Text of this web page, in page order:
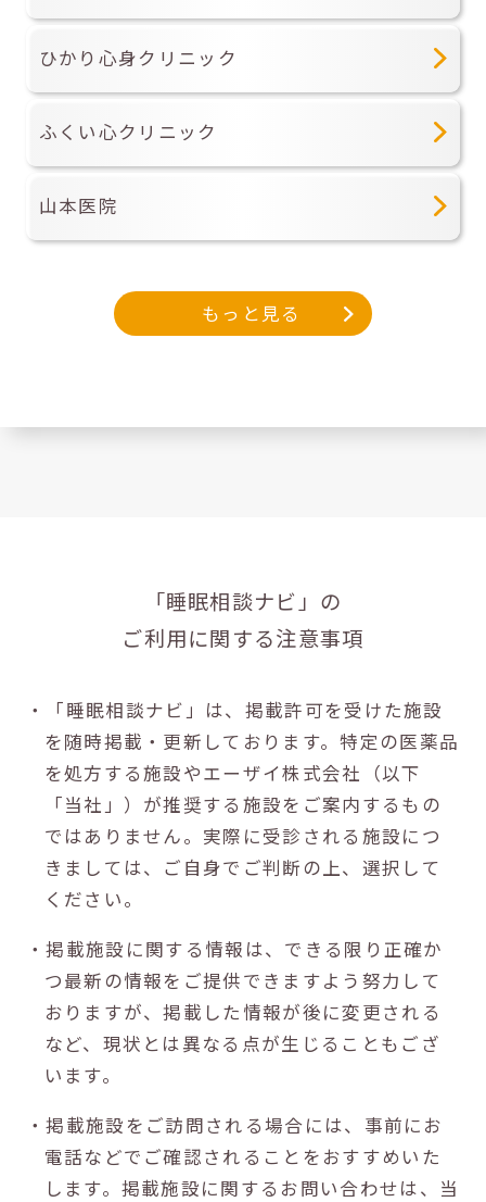
ひかり心身クリニック
ふくい心クリニック
山本医院
もっと見る
「睡眠相談ナビ」の
ご利用に関する注意事項
・「睡眠相談ナビ」は、掲載許可を受けた施設
を随時掲載・更新しております。特定の医薬品
を処方する施設やエーザイ株式会社（以下
「当社」）が推奨する施設をご案内するもの
ではありません。実際に受診される施設につ
きましては、ご自身でご判断の上、選択して
ください。
・掲載施設に関する情報は、できる限り正確か
つ最新の情報をご提供できますよう努力して
おりますが、掲載した情報が後に変更される
など、現状とは異なる点が生じることもござ
います。
・掲載施設をご訪問される場合には、事前にお
電話などでご確認されることをおすすめいた
します。掲載施設に関するお問い合わせは、当